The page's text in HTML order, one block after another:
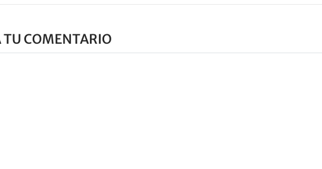
TU COMENTARIO